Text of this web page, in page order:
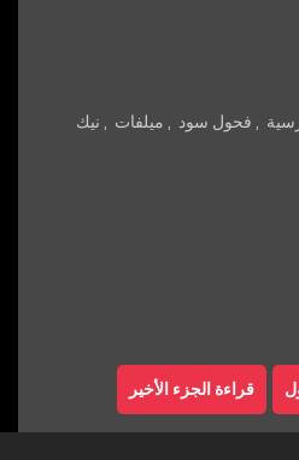
, فحول سود , ميلفات , نيك
قراءة الجزء الأخير